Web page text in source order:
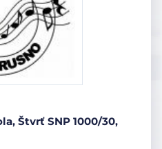
Štvrť SNP 1000/30,